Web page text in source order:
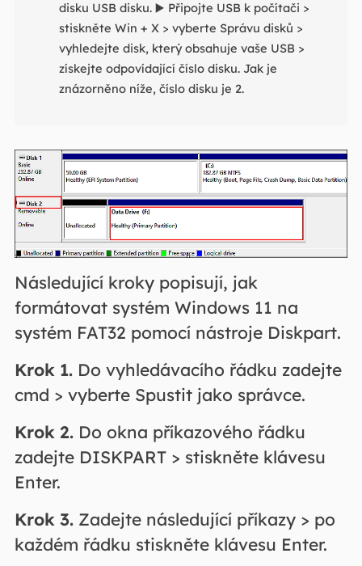
disku USB disku. ▶️ Připojte USB k počítači >
stiskněte Win + X > vyberte Správu disků >
vyhledejte disk, který obsahuje vaše USB >
získejte odpovídající číslo disku. Jak je
znázorněno níže, číslo disku je 2.
Následující kroky popisují, jak
formátovat systém Windows 11 na
systém FAT32 pomocí nástroje Diskpart.
Krok 1.Do vyhledávacího řádku zadejte
cmd > vyberte Spustit jako správce.
Krok 2.Do okna příkazového řádku
zadejte DISKPART > stiskněte klávesu
Enter.
Krok 3.Zadejte následující příkazy > po
každém řádku stiskněte klávesu Enter.